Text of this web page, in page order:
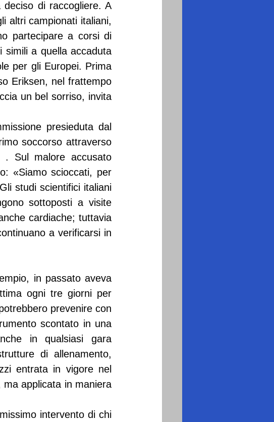
di raccogliere. A
altri campionati italiani,
partecipare a corsi di
simili a quella accaduta
per gli Europei. Prima
Eriksen, nel frattempo
un bel sorriso, invita
presieduta dal
soccorso attraverso
. Sul malore accusato
«Siamo scioccati, per
studi scientifici italiani
sottoposti a visite
cardiache; tuttavia
a verificarsi in
in passato aveva
ogni tre giorni per
prevenire con
scontato in una
in qualsiasi gara
di allenamento,
entrata in vigore nel
ma applicata in maniera
intervento di chi